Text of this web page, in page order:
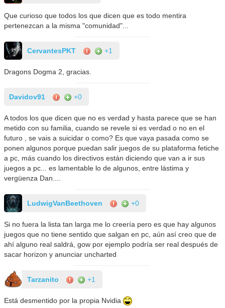
Que curioso que todos los que dicen que es todo mentira
pertenezcan a la misma "comunidad"...
CervantesPKT +1
Dragons Dogma 2, gracias.
Davidov91 +0
A todos los que dicen que no es verdad y hasta parece que se han
metido con su familia, cuando se revele si es verdad o no en el
futuro , se vais a suicidar o como? Es que vaya pasada como se
ponen algunos porque puedan salir juegos de su plataforma fetiche
a pc, más cuando los directivos están diciendo que van a ir sus
juegos a pc... es lamentable lo de algunos, entre lástima y
vergüenza Dan....
LudwigVanBeethoven +0
Si no fuera la lista tan larga me lo creería pero es que hay algunos
juegos que no tiene sentido que salgan en pc, aún así creo que de
ahí alguno real saldrá, gow por ejemplo podría ser real después de
sacar horizon y anunciar uncharted
Tarzanito +1
Está desmentido por la propia Nvidia